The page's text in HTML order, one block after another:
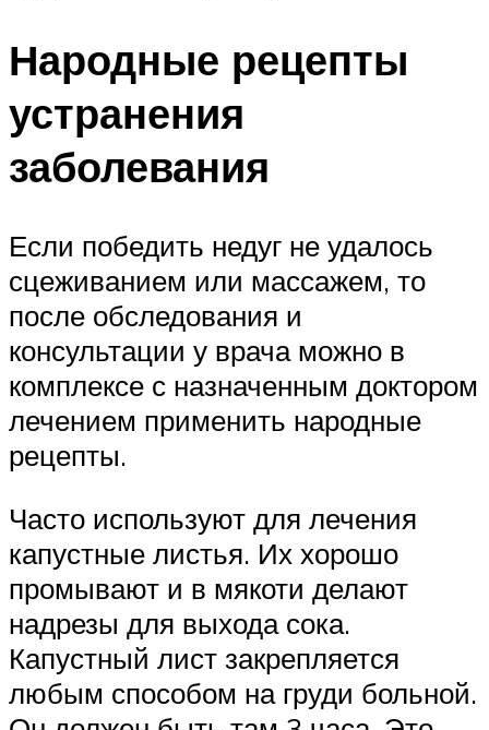
Народные рецепты
устранения
заболевания
Если победить недуг не удалось
сцеживанием или массажем, то
после обследования и
консультации у врача можно в
комплексе с назначенным доктором
лечением применить народные
рецепты.
Часто используют для лечения
капустные листья. Их хорошо
промывают и в мякоти делают
надрезы для выхода сока.
Капустный лист закрепляется
любым способом на груди больной.